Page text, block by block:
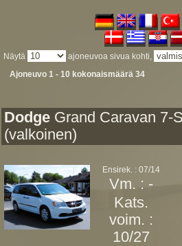
Näytä ajoneuvoa sivua kohti,
Ajoneuvo 1 - 10 kokonaismäärä 34
Dodge Grand Caravan 7-
(valkoinen)
Ensirek. : 07/14
Vm. : -
Kats.
voim. :
10/27